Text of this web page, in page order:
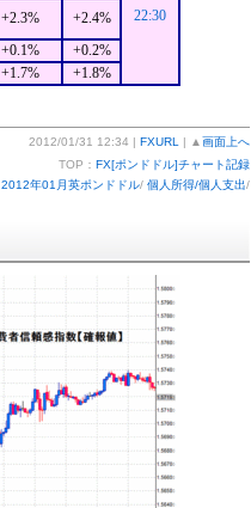
22:30
+2.3%
+2.4%
+0.1%
+0.2%
+1.7% +1.8%
2012/01/31 12:34 | FXURL | ▲ 画面上へ
TOP： FX[ポンドドル]チャート記録
2012年01月英ポンドドル/ 個人所得/個人支出/